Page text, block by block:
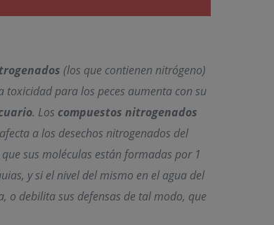
(los que contienen nitrógeno)
toxicidad para los peces aumenta con su
. Los compuestos nitrogenados
a los desechos nitrogenados del
sus moléculas están formadas por 1
y si el nivel del mismo en el agua del
o debilita sus defensas de tal modo, que